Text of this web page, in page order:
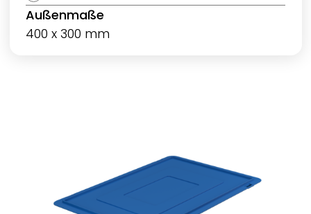
Außenmaße
400 x 300 mm